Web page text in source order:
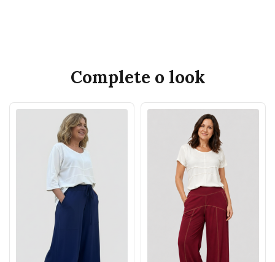
Complete o look